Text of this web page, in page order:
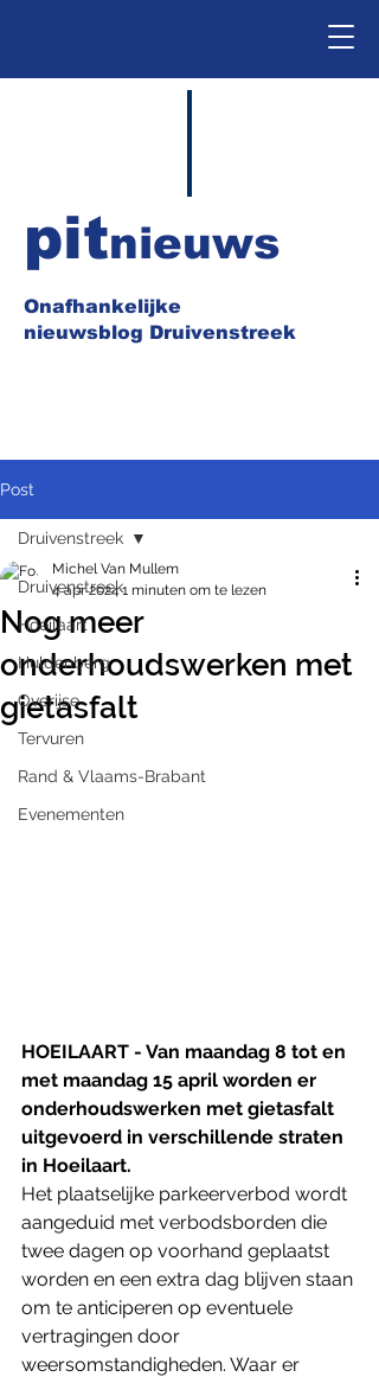
Onafhankelijke
nieuwsblog Druivenstreek
pitnieuws
Post
Druivenstreek
Hoeilaart
Huldenberg
Overijse
Tervuren
Rand & Vlaams-Brabant
Evenementen
Druivenstreek
Nog meer
onderhoudswerken met
gietasfalt
Michel Van Mullem
4 apr 20241 minuten om te lezen
HOEILAART - Van maandag 8 tot en
met maandag 15 april worden er
onderhoudswerken met gietasfalt
uitgevoerd in verschillende straten
in Hoeilaart.
Het plaatselijke parkeerverbod wordt
aangeduid met verbodsborden die
twee dagen op voorhand geplaatst
worden en een extra dag blijven staan
om te anticiperen op eventuele
vertragingen door
weersomstandigheden. Waar er